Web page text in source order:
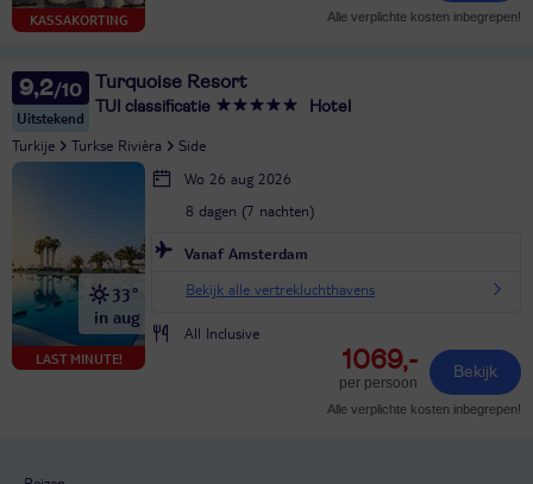
KASSAKORTING Alle verplichte kosten inbegrepen!
9,2
Uitstekend
Turquoise Resort
TUI classificatie Hotel
Turkije Turkse Rivièra Side
LAST MINUTE!
33°
in aug
Wo 26 aug 2026
8 dagen (7 nachten)
Vanaf Amsterdam
Bekijk alle vertrekluchthavens
All Inclusive
1069,-
per persoon
Bekijk
Alle verplichte kosten inbegrepen!